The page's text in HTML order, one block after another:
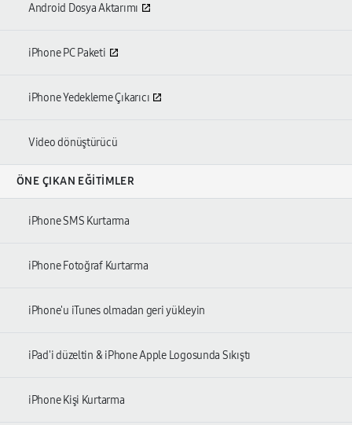
Android Dosya Aktarımı
iPhone PC Paketi
iPhone Yedekleme Çıkarıcı
Video dönüştürücü
ÖNE ÇIKAN EĞITIMLER
iPhone SMS Kurtarma
iPhone Fotoğraf Kurtarma
iPhone'u iTunes olmadan geri yükleyin
iPad'i düzeltin & iPhone Apple Logosunda Sıkıştı
iPhone Kişi Kurtarma